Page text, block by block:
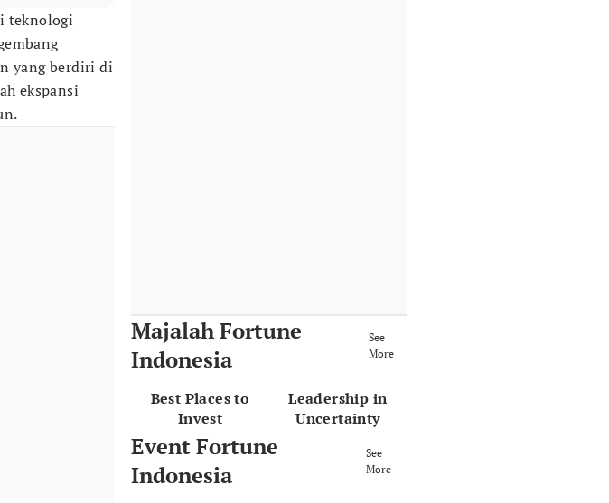
teknologi
yang berdiri di
ekspansi
Majalah Fortune
Indonesia
See
More
Best Places to
Invest
Leadership in
Uncertainty
Event Fortune
Indonesia
See
More